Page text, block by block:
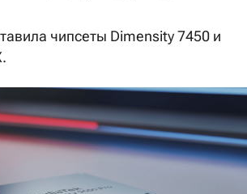
чипсеты Dimensity 7450 и